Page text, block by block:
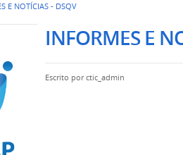
E NOTÍCIAS - DSQV
INFORMES E
Escrito porctic_admin